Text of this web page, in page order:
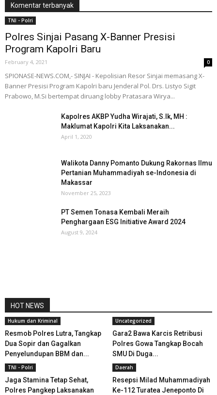
Komentar terbanyak
TNI - Polri
Polres Sinjai Pasang X-Banner Presisi
Program Kapolri Baru
February 4, 2021 0
SPIONASE-NEWS.COM,- SINJAI - Kepolisian Resor Sinjai memasang X-
Banner Presisi Program Kapolri baru Jenderal Pol. Drs. Listyo Sigit
Prabowo, M.Si bertempat diruang lobby Pratasara Wirya...
Kapolres AKBP Yudha Wirajati, S.Ik, MH :
Maklumat Kapolri Kita Laksanakan...
April 1, 2020
Walikota Danny Pomanto Dukung Rakornas Ilmu
Pertanian Muhammadiyah se-Indonesia di
Makassar
November 25, 2023
PT Semen Tonasa Kembali Meraih
Penghargaan ESG Initiative Award 2024
August 9, 2024
HOT NEWS
Hukum dan Kriminal
Resmob Polres Lutra, Tangkap
Dua Sopir dan Gagalkan
Penyelundupan BBM dan...
Uncategorized
Gara2 Bawa Karcis Retribusi
Polres Gowa Tangkap Bocah
SMU Di Duga...
TNI - Polri
Jaga Stamina Tetap Sehat,
Polres Pangkep Laksanakan
Daerah
Resepsi Milad Muhammadiyah
Ke-112 Turatea Jeneponto Di